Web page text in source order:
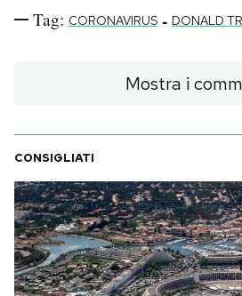
Tag: CORONAVIRUS - DONALD
Mostra i
CONSIGLIATI